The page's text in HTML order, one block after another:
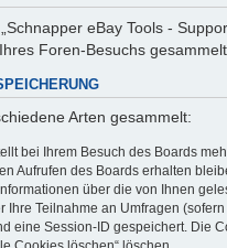
eBay Tools -
Foren-Besuchs
Arten gesammelt:
bei Ihrem Besuch des Boards
Aufrufen des Boards erhalten
über die von Ihnen
Ihre Teilnahme an Umfragen
eine Session-ID gespeichert. Die